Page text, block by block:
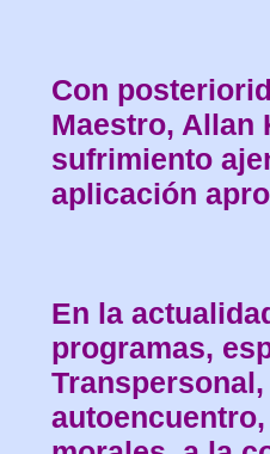
Con
Maestro, Allan
sufrimiento
aplicación
En la
programas,